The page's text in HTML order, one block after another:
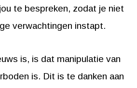
te bespreken, zodat je niet
verwachtingen instapt.
is, is dat manipulatie van
is. Dit is te danken aan